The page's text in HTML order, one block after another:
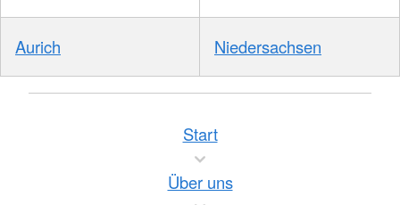
Aurich Niedersachsen
Start
Über uns